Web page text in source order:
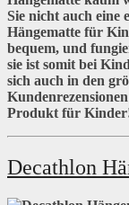
Sie nicht auch eine
Hängematte für
bequem, und
sie ist somit bei
sich auch in den
Produkt für
Decathlon